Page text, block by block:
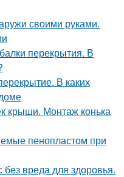
своими руками.
перекрытия. В
В каких
крыши. Монтаж конька
пенопластом при
без вреда для здоровья.